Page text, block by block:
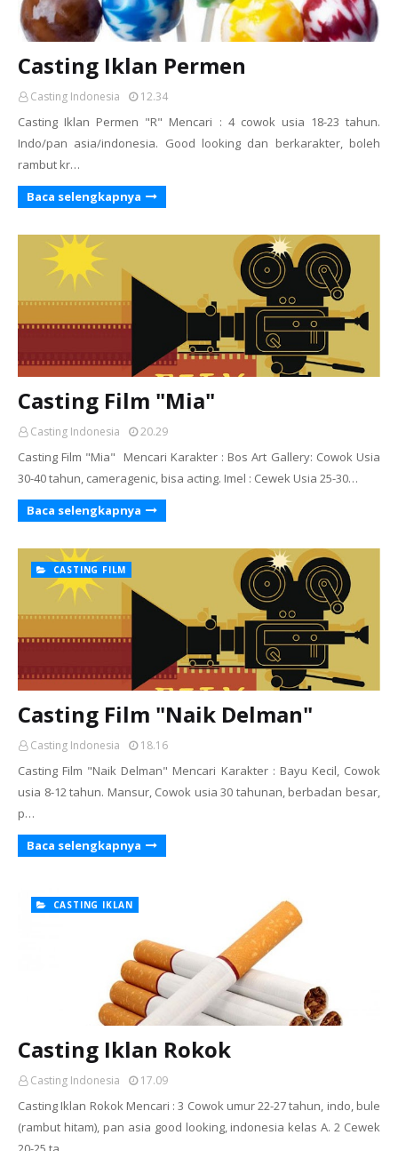
Casting Iklan Permen
Casting Indonesia 12.34
Casting Iklan Permen "R" Mencari : 4 cowok usia 18-23 tahun.
Indo/pan asia/indonesia. Good looking dan berkarakter, boleh
rambut kr…
Baca selengkapnya
Casting Film "Mia"
Casting Indonesia 20.29
Casting Film "Mia" Mencari Karakter : Bos Art Gallery: Cowok Usia
30-40 tahun, cameragenic, bisa acting. Imel : Cewek Usia 25-30…
Baca selengkapnya
CASTING FILM
Casting Film "Naik Delman"
Casting Indonesia 18.16
Casting Film "Naik Delman" Mencari Karakter : Bayu Kecil, Cowok
usia 8-12 tahun. Mansur, Cowok usia 30 tahunan, berbadan besar,
p…
Baca selengkapnya
CASTING IKLAN
Casting Iklan Rokok
Casting Indonesia 17.09
Casting Iklan Rokok Mencari : 3 Cowok umur 22-27 tahun, indo, bule
(rambut hitam), pan asia good looking, indonesia kelas A. 2 Cewek